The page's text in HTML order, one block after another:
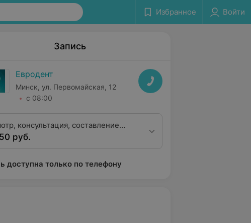
Избранное Войти
Запись
Евродент
Минск, ул. Первомайская, 12
с 08:00
консультация, составление
лечения
руб.
доступна только по телефону